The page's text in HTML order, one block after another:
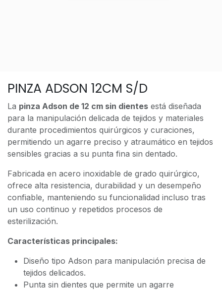
PINZA ADSON 12CM S/D
La pinza Adson de 12 cm sin dientes está diseñada
para la manipulación delicada de tejidos y materiales
durante procedimientos quirúrgicos y curaciones,
permitiendo un agarre preciso y atraumático en tejidos
sensibles gracias a su punta fina sin dentado.
Fabricada en acero inoxidable de grado quirúrgico,
ofrece alta resistencia, durabilidad y un desempeño
confiable, manteniendo su funcionalidad incluso tras
un uso continuo y repetidos procesos de
esterilización.
Características principales:
Diseño tipo Adson para manipulación precisa de
tejidos delicados.
Punta sin dientes que permite un agarre